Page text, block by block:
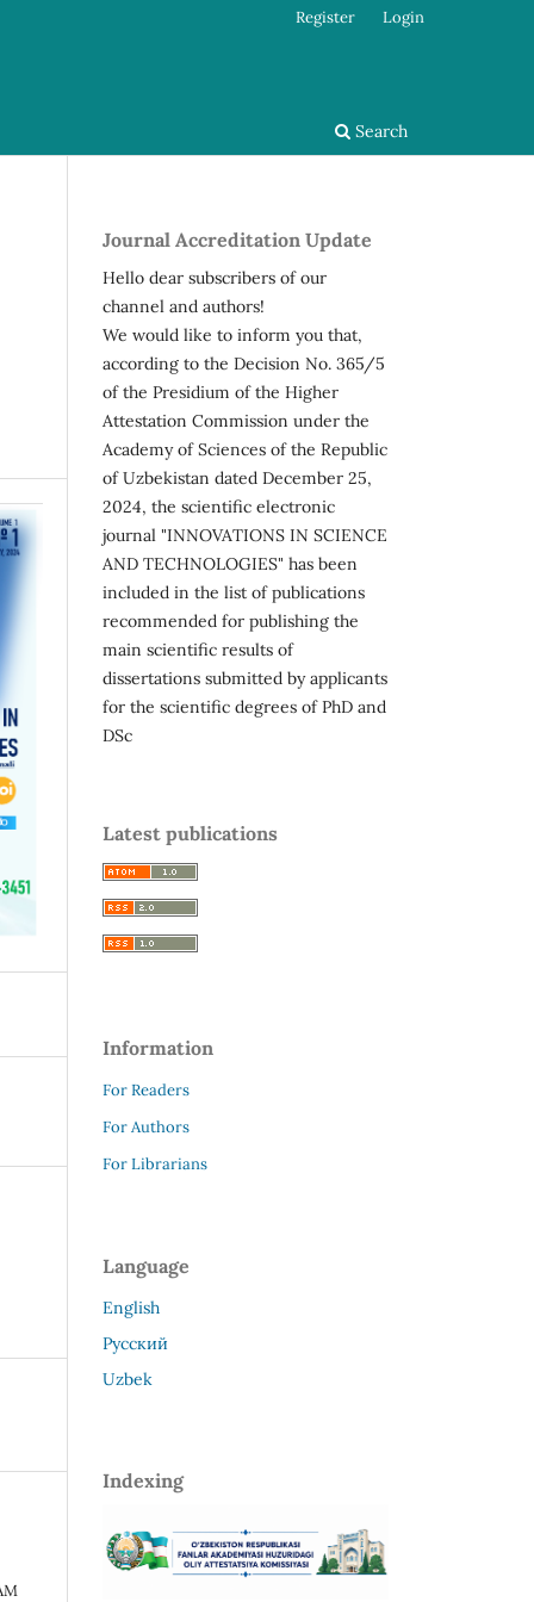
Search
Register Login
Journal Accreditation Update
Hello dear subscribers of our
channel and authors!
We would like to inform you that,
according to the Decision No. 365/5
of the Presidium of the Higher
Attestation Commission under the
Academy of Sciences of the Republic
of Uzbekistan dated December 25,
2024, the scientific electronic
journal "INNOVATIONS IN SCIENCE
AND TECHNOLOGIES" has been
included in the list of publications
recommended for publishing the
main scientific results of
dissertations submitted by applicants
for the scientific degrees of PhD and
DSc
Latest publications
Information
For Readers
For Authors
For Librarians
Language
English
Русский
Uzbek
Indexing